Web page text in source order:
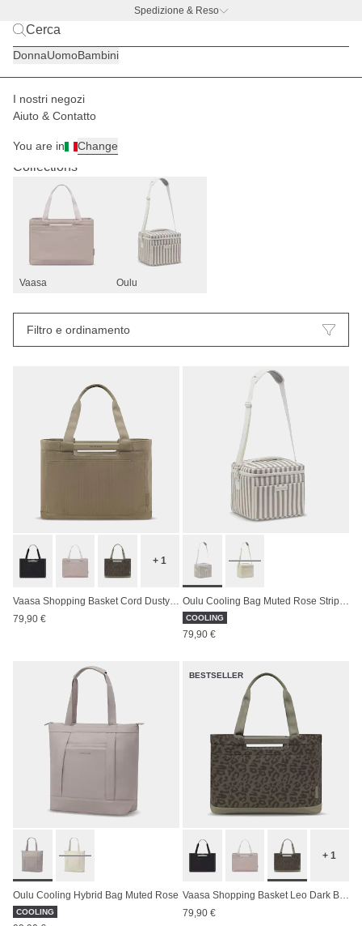
Spedizione & Reso
BACK TO BUSINESS –
DonnaUomoBambini
I nostri negozi
Aiuto & Contatto
You are in Change
Cesti della spesa
Collections
Vaasa Oulu
Filtro e ordinamento
+ 1
79,90 €
COOLING
79,90 €
Oulu Cooling Hybrid Bag Muted Rose
COOLING
BESTSELLER
+ 1
Vaasa Shopping Basket Leo Dark Brown
79,90 €